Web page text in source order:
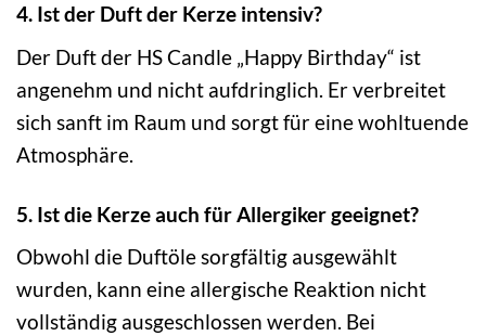
4. Ist der Duft der Kerze intensiv?
Der Duft der HS Candle „Happy Birthday“ ist
angenehm und nicht aufdringlich. Er verbreitet
sich sanft im Raum und sorgt für eine wohltuende
Atmosphäre.
5. Ist die Kerze auch für Allergiker geeignet?
Obwohl die Duftöle sorgfältig ausgewählt
wurden, kann eine allergische Reaktion nicht
vollständig ausgeschlossen werden. Bei